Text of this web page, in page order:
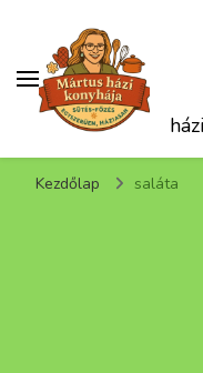
Kezdőlap saláta